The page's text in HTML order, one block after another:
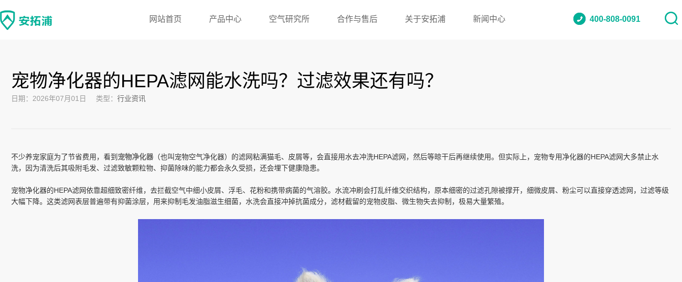
400-808-0091
网站首页 产品中心 空气研究所 合作与售后 关于安拓浦 新闻中心
宠物净化器的HEPA滤网能水洗吗？过滤效果还有吗？
日期：2026年07月01日 类型： 行业资讯
不少养宠家庭为了节省费用，看到 宠物净化器 （也叫宠物空气净化器）的滤网粘满猫毛、皮屑等，会直接用水去冲洗HEPA滤网，然后等晾干后再继续使用。但实际上，宠物专用净化器的HEPA滤网大多禁止水
洗，因为清洗后其吸附毛发、过滤致敏颗粒物、抑菌除味的能力都会永久受损，还会埋下健康隐患。
宠物净化器的HEPA滤网依靠超细致密纤维，去拦截空气中细小皮屑、浮毛、花粉和携带病菌的气溶胶。水流冲刷会打乱纤维交织结构，原本细密的过滤孔隙被撑开，细微皮屑、粉尘可以直接穿透滤网，过滤等级
大幅下降。这类滤网表层普遍带有抑菌涂层，用来抑制毛发油脂滋生细菌，水洗会直接冲掉抗菌成分，滤材截留的宠物皮脂、微生物失去抑制，极易大量繁殖。